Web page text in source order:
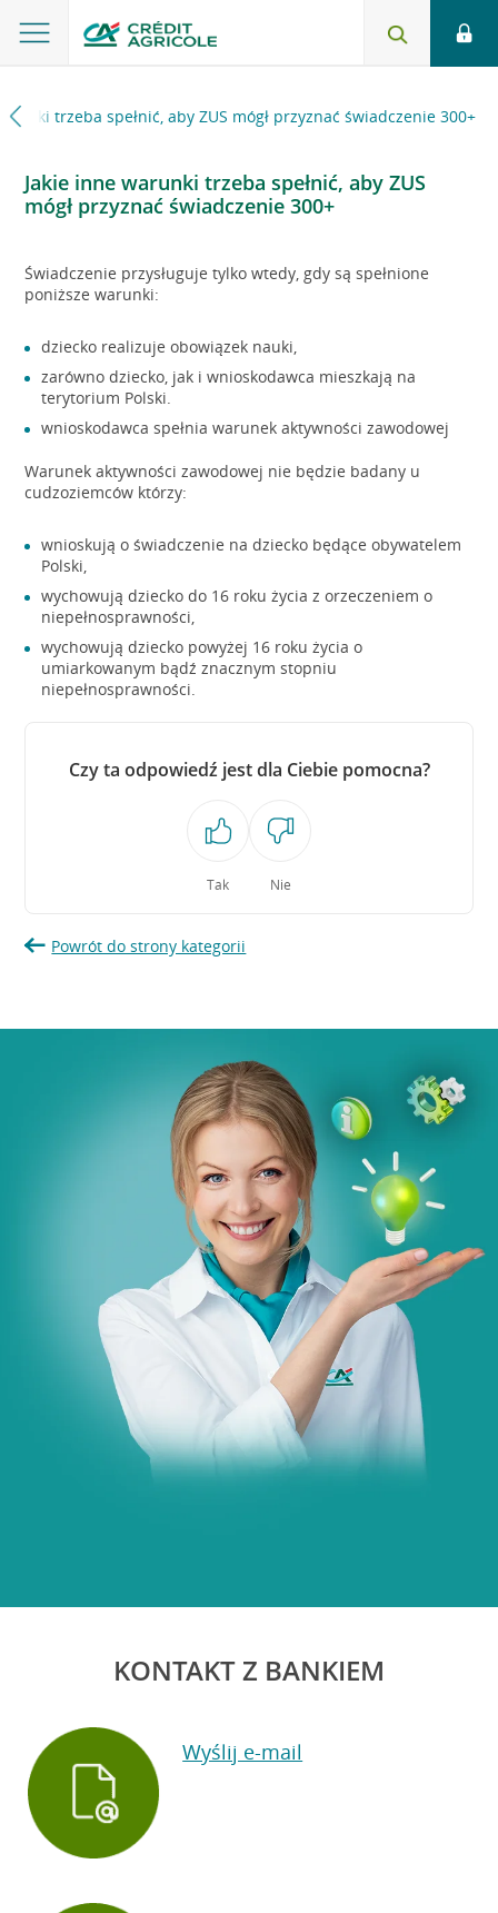
trzeba spełnić, aby ZUS mógł przyznać świadczenie 300+
Jakie inne warunki trzeba spełnić, aby ZUS
mógł przyznać świadczenie 300+
Świadczenie przysługuje tylko wtedy, gdy są spełnione
poniższe warunki:
dziecko realizuje obowiązek nauki,
zarówno dziecko, jak i wnioskodawca mieszkają na
terytorium Polski.
wnioskodawca spełnia warunek aktywności zawodowej
Warunek aktywności zawodowej nie będzie badany u
cudzoziemców którzy:
wnioskują o świadczenie na dziecko będące obywatelem
Polski,
wychowują dziecko do 16 roku życia z orzeczeniem o
niepełnosprawności,
wychowują dziecko powyżej 16 roku życia o
umiarkowanym bądź znacznym stopniu
niepełnosprawności.
Czy ta odpowiedź jest dla Ciebie pomocna?
Tak Nie
Powrót do strony kategorii
KONTAKT Z BANKIEM
Wyślij e-mail